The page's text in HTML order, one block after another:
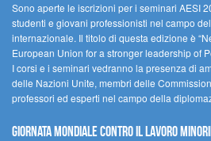
Sono aperte le iscrizioni per i seminari AESI
studenti e giovani professionisti nel campo
internazionale. Il titolo di questa edizione è
European Union for a stronger leadership of
I corsi e i seminari vedranno la presenza di
delle Nazioni Unite, membri delle
professori ed esperti nel campo della
Giornata mondiale contro il lavoro